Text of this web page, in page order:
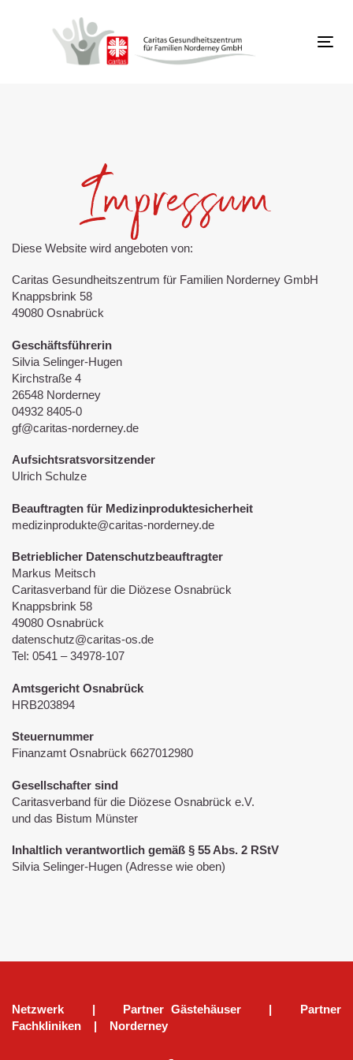
primären
Navigation
Impressum
Diese Website wird angeboten von:
Caritas Gesundheitszentrum für Familien Norderney GmbH
Knappsbrink 58
49080 Osnabrück
Geschäftsführerin
Silvia Selinger-Hugen
Kirchstraße 4
26548 Norderney
04932 8405-0
gf@caritas-norderney.de
Aufsichtsratsvorsitzender
Ulrich Schulze
Beauftragten für Medizinproduktesicherheit
medizinprodukte@caritas-norderney.de
Betrieblicher Datenschutzbeauftragter
Markus Meitsch
Caritasverband für die Diözese Osnabrück
Knappsbrink 58
49080 Osnabrück
datenschutz@caritas-os.de
Tel: 0541 – 34978-107
Amtsgericht Osnabrück
HRB203894
Steuernummer
Finanzamt Osnabrück 6627012980
Gesellschafter sind
Caritasverband für die Diözese Osnabrück e.V.
und das Bistum Münster
Inhaltlich verantwortlich gemäß § 55 Abs. 2 RStV
Silvia Selinger-Hugen (Adresse wie oben)
Netzwerk | Partner Gästehäuser| Partner
Fachkliniken | Norderney